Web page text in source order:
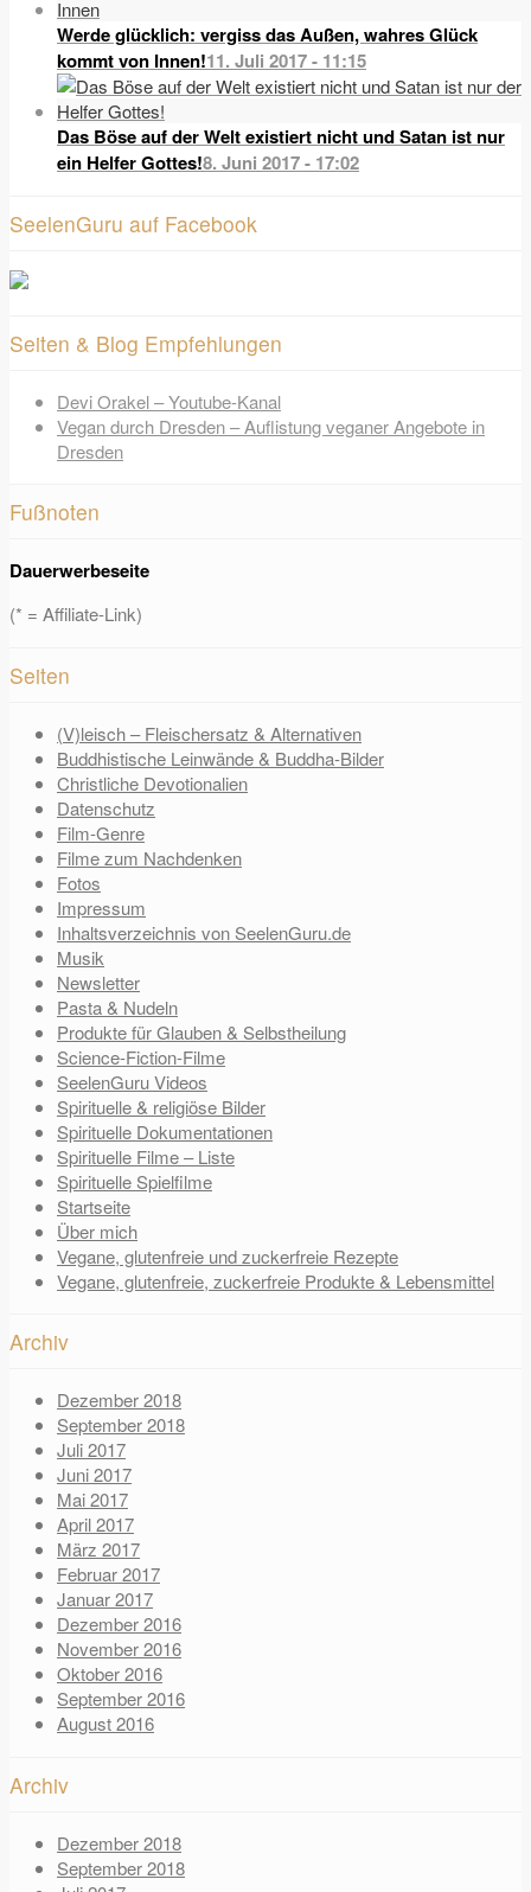
Werde glücklich: vergiss das Außen, wahres Glück
kommt von Innen!11. Juli 2017 - 11:15
Das Böse auf der Welt existiert nicht und Satan ist nur
ein Helfer Gottes!8. Juni 2017 - 17:02
SeelenGuru auf Facebook
Seiten & Blog Empfehlungen
Devi Orakel – Youtube-Kanal
Vegan durch Dresden – Auflistung veganer Angebote in
Dresden
Fußnoten
Dauerwerbeseite
(* = Affiliate-Link)
Seiten
(V)leisch – Fleischersatz & Alternativen
Buddhistische Leinwände & Buddha-Bilder
Christliche Devotionalien
Datenschutz
Film-Genre
Filme zum Nachdenken
Fotos
Impressum
Inhaltsverzeichnis von SeelenGuru.de
Musik
Newsletter
Pasta & Nudeln
Produkte für Glauben & Selbstheilung
Science-Fiction-Filme
SeelenGuru Videos
Spirituelle & religiöse Bilder
Spirituelle Dokumentationen
Spirituelle Filme – Liste
Spirituelle Spielfilme
Startseite
Über mich
Vegane, glutenfreie und zuckerfreie Rezepte
Vegane, glutenfreie, zuckerfreie Produkte & Lebensmittel
Archiv
Dezember 2018
September 2018
Juli 2017
Juni 2017
Mai 2017
April 2017
März 2017
Februar 2017
Januar 2017
Dezember 2016
November 2016
Oktober 2016
September 2016
August 2016
Archiv
Dezember 2018
September 2018